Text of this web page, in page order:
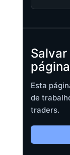
página
Esta
de
traders.